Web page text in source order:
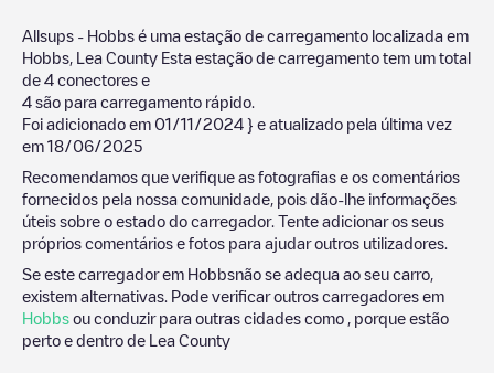
Allsups - Hobbs é uma estação de carregamento localizada em
Hobbs Lea County Esta estação de carregamento tem um total
de 4 conectores e
4 são para carregamento rápido.
Foi adicionado em 01/11/2024 } e atualizado pela última vez
em 18/06/2025
Recomendamos que verifique as fotografias e os comentários
fornecidos pela nossa comunidade, pois dão-lhe informações
úteis sobre o estado do carregador. Tente adicionar os seus
próprios comentários e fotos para ajudar outros utilizadores.
Se este carregador em Hobbsnão se adequa ao seu carro,
existem alternativas. Pode verificar outros carregadores em
Hobbs ou conduzir para outras cidades como , porque estão
perto e dentro de Lea County